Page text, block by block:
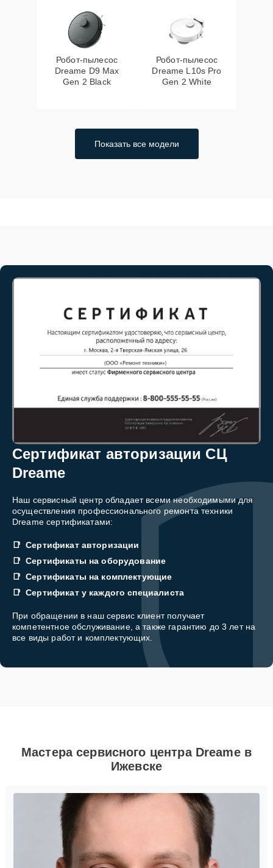
Робот-пылесос
Dreame D9 Max
Gen 2 Black
Робот-пылесос
Dreame L10s Pro
Gen 2 White
Показать все модели
Сертификат авторизации СЦ
Dreame
Наш сервисный центр обладает всеми необходимыми для
осуществления профессионального ремонта техники
Dreame сертификатами:
Сертификат авторизации
Сертификаты на оборудование
Сертификаты на комплектующие
Сертификат у каждого специалиста
При обращении в наш сервис клиент получает
компетентное обслуживание, а также гарантию до 3 лет на
все виды работ и комплектующих.
Мастера сервисного центра Dreame в
Ижевске